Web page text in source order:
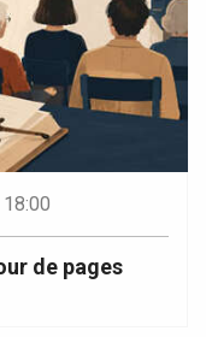
18:00
de pages